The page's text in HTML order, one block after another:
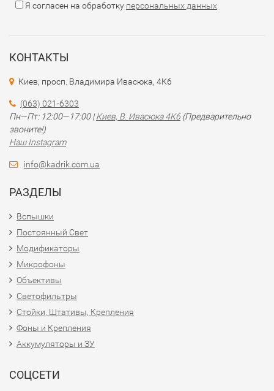
Я согласен на обработку персональных данных
КОНТАКТЫ
Киев, просп. Владимира Ивасюка, 4К6
(063) 021-6303
Пн—Пт: 12:00—17:00 |Киев, В. Ивасюка 4К6 (Предварительно
звоните!)
Наш Instagram
info@kadrik.com.ua
РАЗДЕЛЫ
Вспышки
Постоянный Свет
Модификаторы
Микрофоны
Объективы
Светофильтры
Стойки, Штативы, Крепления
Фоны и Крепления
Аккумуляторы и ЗУ
СОЦСЕТИ